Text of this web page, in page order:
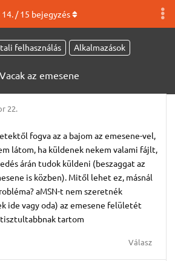
felhasználás Alkalmazások
Vacak az emesene
14. /15 bejegyzés
22.
fogva az a bajom az emesene-vel,
látom, ha küldenek nekem valami fájlt,
árán tudok küldeni (beszaggat az
is közben). Mitől lehet ez, másnál
aMSN-t nem szeretnék
ide vagy oda) az emesene felületét
tartom
Válasz